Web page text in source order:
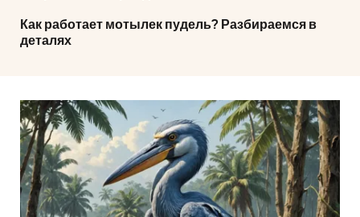
Как работает мотылек пудель? Разбираемся в
деталях